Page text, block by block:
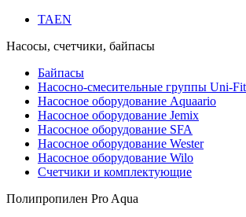
TAEN
Насосы, счетчики, байпасы
Байпасы
Насосно-смесительные группы Uni-
Насосное оборудование Aquaario
Насосное оборудование Jemix
Насосное оборудование SFA
Насосное оборудование Wester
Насосное оборудование Wilo
Счетчики и комплектующие
Полипропилен Pro Aqua